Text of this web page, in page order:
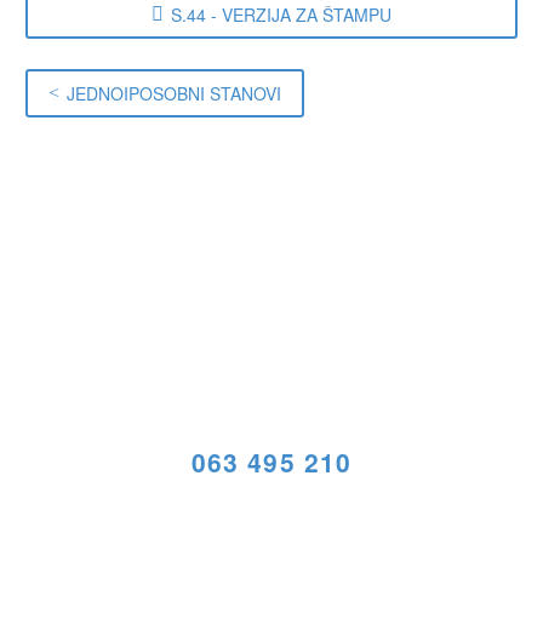
 S.44 - VERZIJA ZA ŠTAMPU
< JEDNOIPOSOBNI STANOVI
063 495 210